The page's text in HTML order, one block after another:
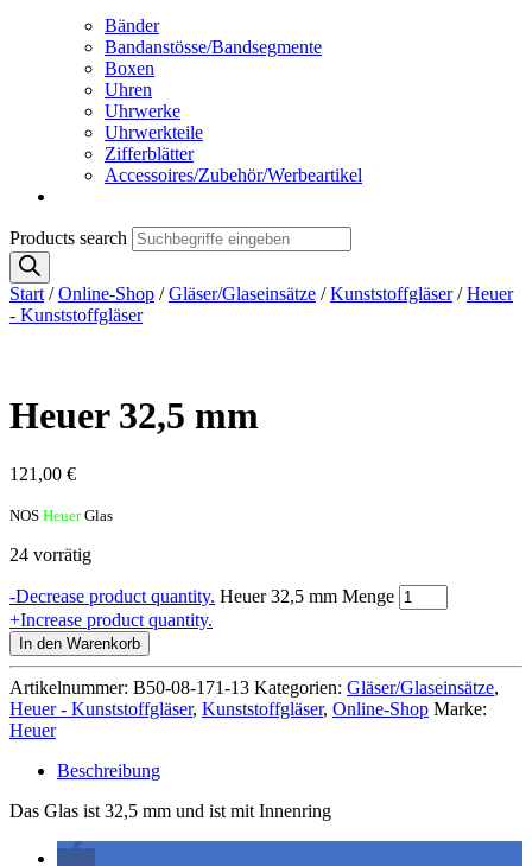
Bänder
Bandanstösse/Bandsegmente
Boxen
Uhren
Uhrwerke
Uhrwerkteile
Zifferblätter
Accessoires/Zubehör/Werbeartikel
Products search
Start /Online-Shop /Gläser/Glaseinsätze /Kunststoffgläser/Heuer
- Kunststoffgläser
Heuer 32,5 mm
121,00 €
NOS Heuer Glas
24 vorrätig
-Decrease product quantity. Heuer 32,5 mm Menge
+Increase product quantity.
In den Warenkorb
Artikelnummer: B50-08-171-13 Kategorien: Gläser/Glaseinsätze,
Heuer - Kunststoffgläser, Kunststoffgläser, Online-Shop Marke:
Heuer
Beschreibung
Das Glas ist 32,5 mm und ist mit Innenring